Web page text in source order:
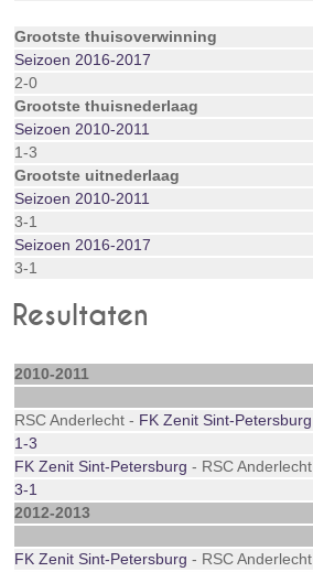
Grootste thuisoverwinning
Seizoen 2016-2017
2-0
Grootste thuisnederlaag
Seizoen 2010-2011
1-3
Grootste uitnederlaag
Seizoen 2010-2011
3-1
Seizoen 2016-2017
3-1
Resultaten
2010-2011
RSC Anderlecht - FK Zenit Sint-Petersburg
1-3
FK Zenit Sint-Petersburg - RSC Anderlecht
3-1
2012-2013
FK Zenit Sint-Petersburg - RSC Anderlecht